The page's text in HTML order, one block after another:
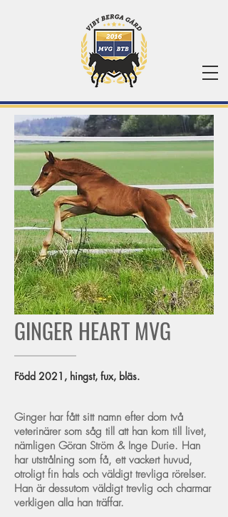
GINGER HEART MVG
Född 2021, hingst, fux, bläs.
Ginger har fått sitt namn efter dom två
veterinärer som såg till att han kom till livet,
nämligen Göran Ström & Inge Durie. Han
har utstrålning som få, ett vackert huvud,
otroligt fin hals och väldigt trevliga rörelser.
Han är dessutom väldigt trevlig och charmar
verkligen alla han träffar.